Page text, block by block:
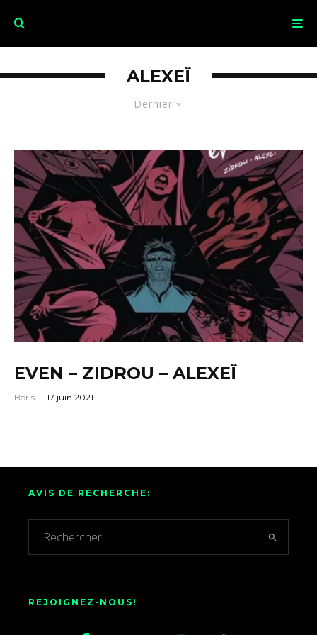
Dernier
ALEXEÏ
EVEN – ZIDROU – ALEXEÏ
Boris · 17 juin 2021
AVIS DE RECHERCHE:
REJOIGNEZ-NOUS!